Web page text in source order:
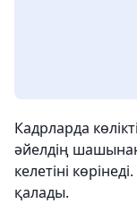
Кадрларда
әйелдің
келетіні
қалады.